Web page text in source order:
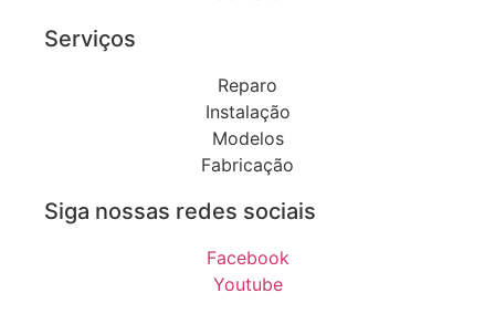
Serviços
Reparo
Instalação
Modelos
Fabricação
Siga nossas redes sociais
Facebook
Youtube